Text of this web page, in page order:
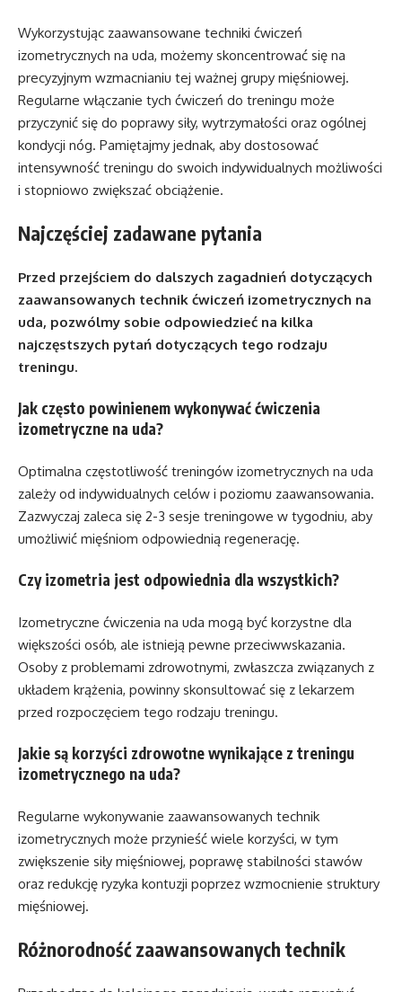
Wykorzystując zaawansowane techniki ćwiczeń
izometrycznych na uda, możemy skoncentrować się na
precyzyjnym wzmacnianiu tej ważnej grupy mięśniowej.
Regularne włączanie tych ćwiczeń do treningu może
przyczynić się do poprawy siły, wytrzymałości oraz ogólnej
kondycji nóg. Pamiętajmy jednak, aby dostosować
intensywność treningu do swoich indywidualnych możliwości
i stopniowo zwiększać obciążenie.
Najczęściej zadawane pytania
Przed przejściem do dalszych zagadnień dotyczących
zaawansowanych technik ćwiczeń izometrycznych na
uda, pozwólmy sobie odpowiedzieć na kilka
najczęstszych pytań dotyczących tego rodzaju
treningu.
Jak często powinienem wykonywać ćwiczenia
izometryczne na uda?
Optimalna częstotliwość treningów izometrycznych na uda
zależy od indywidualnych celów i poziomu zaawansowania.
Zazwyczaj zaleca się 2-3 sesje treningowe w tygodniu, aby
umożliwić mięśniom odpowiednią regenerację.
Czy izometria jest odpowiednia dla wszystkich?
Izometryczne ćwiczenia na uda mogą być korzystne dla
większości osób, ale istnieją pewne przeciwwskazania.
Osoby z problemami zdrowotnymi, zwłaszcza związanych z
układem krążenia, powinny skonsultować się z lekarzem
przed rozpoczęciem tego rodzaju treningu.
Jakie są korzyści zdrowotne wynikające z treningu
izometrycznego na uda?
Regularne wykonywanie zaawansowanych technik
izometrycznych może przynieść wiele korzyści, w tym
zwiększenie siły mięśniowej, poprawę stabilności stawów
oraz redukcję ryzyka kontuzji poprzez wzmocnienie struktury
mięśniowej.
Różnorodność zaawansowanych technik